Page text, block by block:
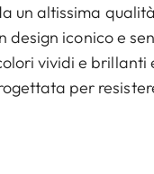
un altissima
design iconico e
vividi e brillanti
per